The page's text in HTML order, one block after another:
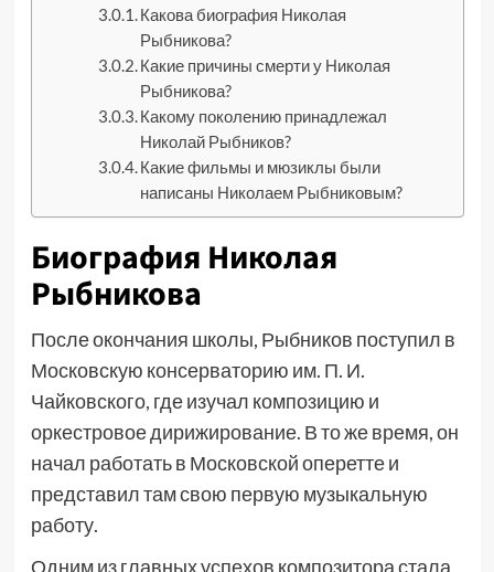
Какова биография Николая
Рыбникова?
Какие причины смерти у Николая
Рыбникова?
Какому поколению принадлежал
Николай Рыбников?
Какие фильмы и мюзиклы были
написаны Николаем Рыбниковым?
Биография Николая
Рыбникова
После окончания школы, Рыбников поступил в
Московскую консерваторию им. П. И.
Чайковского, где изучал композицию и
оркестровое дирижирование. В то же время, он
начал работать в Московской оперетте и
представил там свою первую музыкальную
работу.
Одним из главных успехов композитора стала